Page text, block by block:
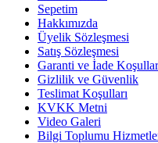
Sepetim
Hakkımızda
Üyelik Sözleşmesi
Satış Sözleşmesi
Garanti ve İade
Gizlilik ve Güvenlik
Teslimat Koşulları
KVKK Metni
Video Galeri
Bilgi Toplumu